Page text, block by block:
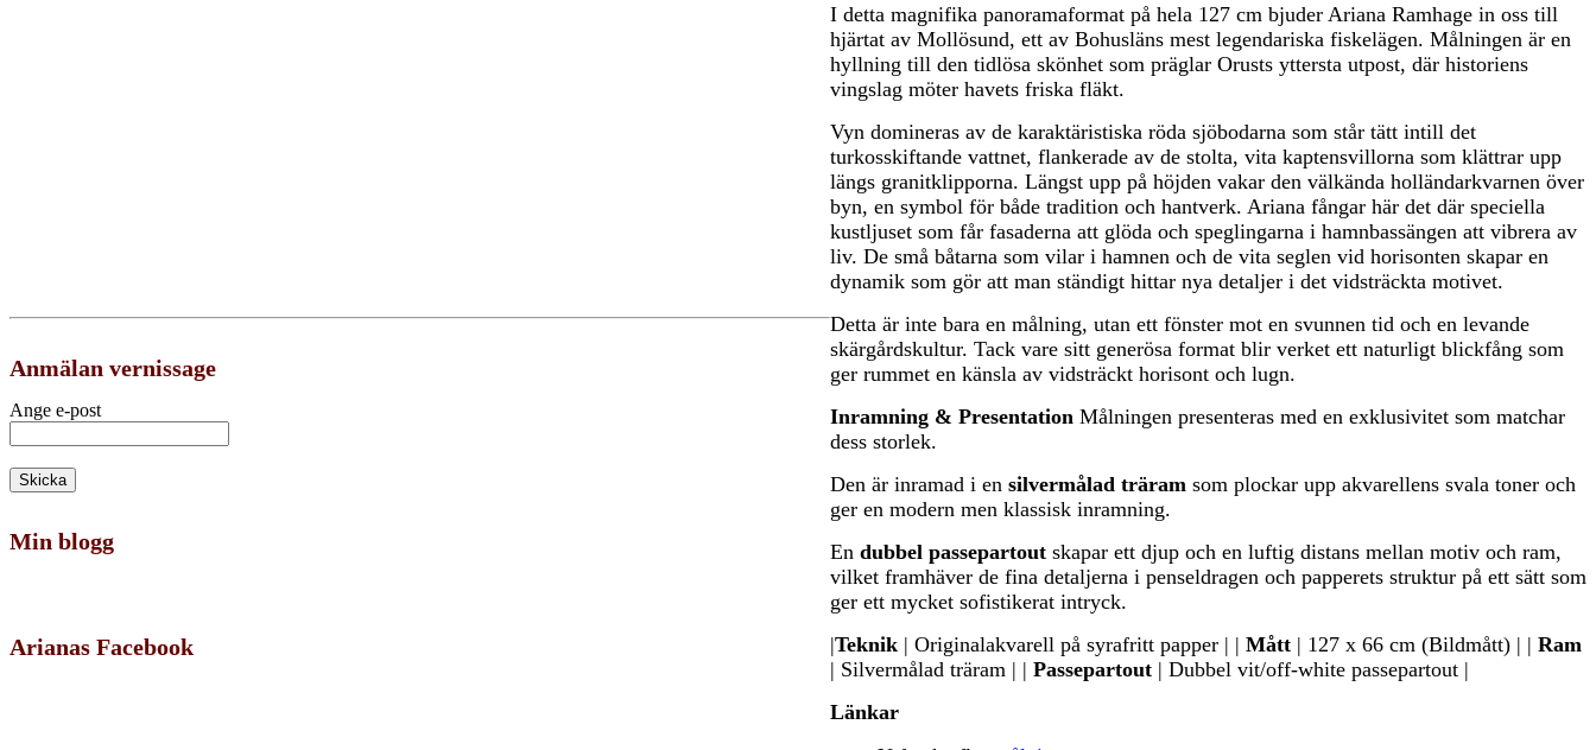
I detta magnifika panoramaformat på hela 127 cm bjuder Ariana Ramhage in oss till
hjärtat av Mollösund, ett av Bohusläns mest legendariska fiskelägen. Målningen är en
hyllning till den tidlösa skönhet som präglar Orusts yttersta utpost, där historiens
vingslag möter havets friska fläkt.
Vyn domineras av de karaktäristiska röda sjöbodarna som står tätt intill det
turkosskiftande vattnet, flankerade av de stolta, vita kaptensvillorna som klättrar upp
längs granitklipporna. Längst upp på höjden vakar den välkända holländarkvarnen över
byn, en symbol för både tradition och hantverk. Ariana fångar här det där speciella
kustljuset som får fasaderna att glöda och speglingarna i hamnbassängen att vibrera av
liv. De små båtarna som vilar i hamnen och de vita seglen vid horisonten skapar en
dynamik som gör att man ständigt hittar nya detaljer i det vidsträckta motivet.
Detta är inte bara en målning, utan ett fönster mot en svunnen tid och en levande
skärgårdskultur. Tack vare sitt generösa format blir verket ett naturligt blickfång som
ger rummet en känsla av vidsträckt horisont och lugn.
Inramning & Presentation Målningen presenteras med en exklusivitet som matchar
dess storlek.
Den är inramad i en silvermålad träram som plockar upp akvarellens svala toner och
ger en modern men klassisk inramning.
En dubbel passepartoutskapar ett djup och en luftig distans mellan motiv och ram,
vilket framhäver de fina detaljerna i penseldragen och papperets struktur på ett sätt som
ger ett mycket sofistikerat intryck.
|Teknik| Originalakvarell på syrafritt papper | | Mått| 127 x 66 cm (Bildmått) | | Ram
| Silvermålad träram | | Passepartout| Dubbel vit/off-white passepartout |
Länkar
Anmälan vernissage
Ange e-post
Min blogg
Arianas Facebook